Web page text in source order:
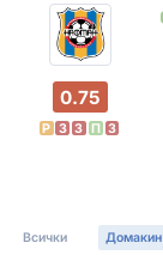
0.75
P З З П З
Всички Домакин